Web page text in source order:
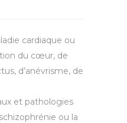
cardiaque ou
du cœur, de
d’anévrisme, de
et pathologies
ou la